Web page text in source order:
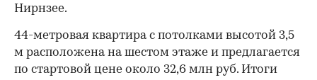
Нирнзее.
44-метровая квартира с потолками высотой 3,5
м расположена на шестом этаже и предлагается
по стартовой цене около 32,6 млн руб. Итоги